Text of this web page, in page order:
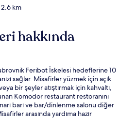
km
hakkında
Feribot İskelesi hedeflerine 10
sağlar. Misafirler yüzmek için açık
bir şeyler atıştırmak için kahvaltı,
Komodor restaurant restoranını
barı ve bar/dinlenme salonu diğer
arasında yardıma hazır